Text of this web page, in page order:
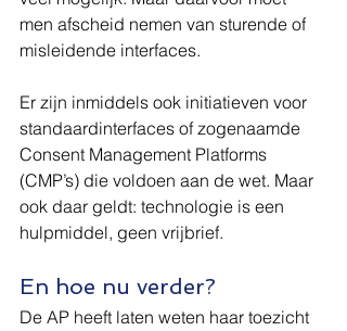
men afscheid nemen van sturende of
misleidende interfaces.
Er zijn inmiddels ook initiatieven voor
standaardinterfaces of zogenaamde
Consent Management Platforms
(CMP’s) die voldoen aan de wet. Maar
ook daar geldt: technologie is een
hulpmiddel, geen vrijbrief.
En hoe nu verder?
De AP heeft laten weten haar toezicht